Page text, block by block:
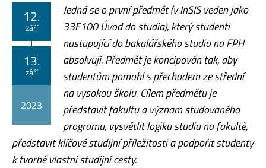
12.
září
13.
září
2023
Jedná se o první předmět (v InSIS veden jako
33F100 Úvod do studia), který studenti
nastupující do bakalářského studia na FPH
absolvují. Předmět je koncipován tak, aby
studentům pomohl s přechodem ze střední
na vysokou školu. Cílem předmětu je
představit fakultu a význam studovaného
programu, vysvětlit logiku studia na fakultě,
představit klíčové studijní příležitosti a podpořit studenty
k tvorbě vlastní studijní cesty.